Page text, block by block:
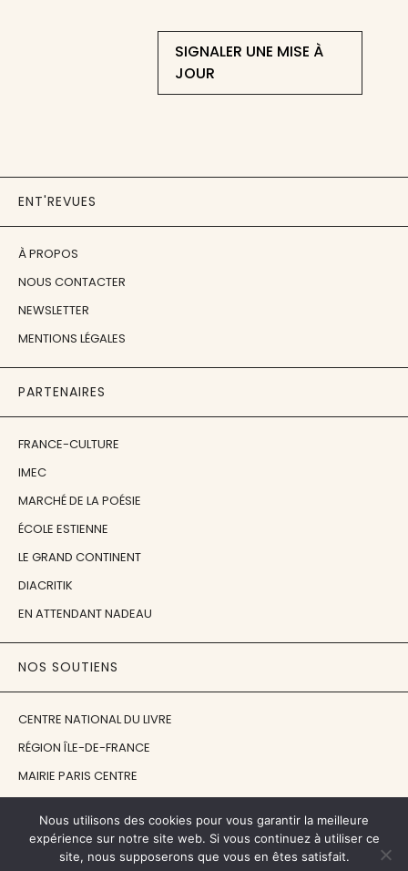
SIGNALER UNE MISE À
JOUR
ENT'REVUES
À PROPOS
NOUS CONTACTER
NEWSLETTER
MENTIONS LÉGALES
PARTENAIRES
FRANCE-CULTURE
IMEC
MARCHÉ DE LA POÉSIE
ÉCOLE ESTIENNE
LE GRAND CONTINENT
DIACRITIK
EN ATTENDANT NADEAU
NOS SOUTIENS
CENTRE NATIONAL DU LIVRE
RÉGION ÎLE-DE-FRANCE
MAIRIE PARIS CENTRE
FONDATION JAN MICHALSKI
Nous utilisons des cookies pour vous garantir la meilleure
expérience sur notre site web. Si vous continuez à utiliser ce
site, nous supposerons que vous en êtes satisfait.